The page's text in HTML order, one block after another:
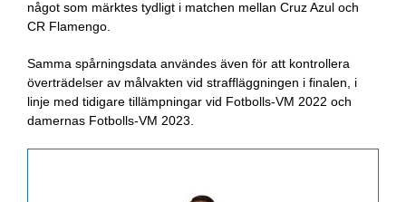
något som märktes tydligt i matchen mellan Cruz Azul och
CR Flamengo.
Samma spårningsdata användes även för att kontrollera
överträdelser av målvakten vid straffläggningen i finalen, i
linje med tidigare tillämpningar vid Fotbolls-VM 2022 och
damernas Fotbolls-VM 2023